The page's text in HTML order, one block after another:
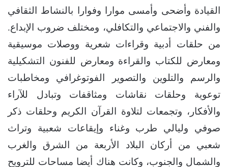
القيادة وأضحى وأمسى موارا وفوارا بالنشاط الثقافي
والفني والاجتماعي والتكافلي، ومختلف ضروب الإبداع.
من حلقات أدبية وقراءات شعرية ووصلات موسيقية
ومعارض للكتاب والقراءة ومعارض للفنون التشكيلية
والرسم والتلوين والتصوير الفوتوغرافي ومخاطبات
توعوية وحلقات نقاشات ومثاقفات وتبادل للآراء
والأفكار، وتجمعات لتلاوة القرآن الكريم وحلقات ذكر
صوفي وليالي طرب وغناء وإيقاعات شعبية وتراث
شعبي من أركان البلاد الأربعة من الشرق والغرب
والشمال والجنوب، وكانت هناك أيضا مساحات للترويح